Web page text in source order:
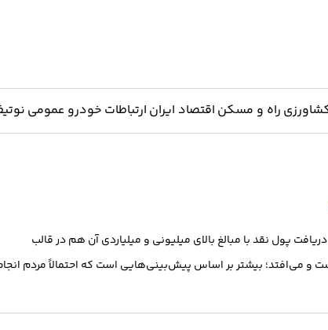
راه و مسکن اقتصاد ایران ارتباطات خودرو عمومی
پول نقد با مبالغ بالای میلیونی و میلیاردی آن هم در قالب
رخ داده است و می‌افتد؛ بیشتر بر اساس پیش‌بینی‌هایی است که احتمالاً مردم